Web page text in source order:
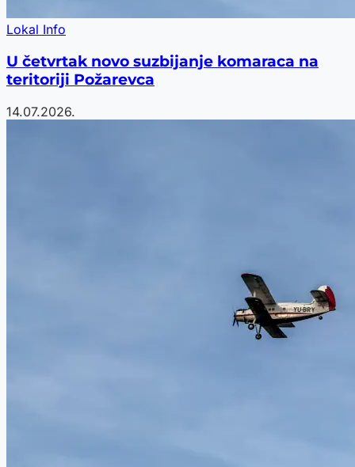
Lokal Info
U četvrtak novo suzbijanje komaraca na
teritoriji Požarevca
14.07.2026.